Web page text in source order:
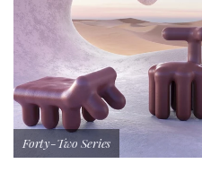
Forty-Two Series